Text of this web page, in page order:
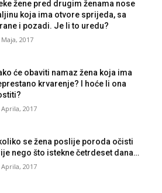
žene pred drugim ženama nose
koja ima otvore sprijeda, sa
i pozadi. Je li to uredu?
Maja, 2017
će obaviti namaz žena koja ima
krvarenje? I hoće li ona
Aprila, 2017
se žena poslije poroda očisti
nego što istekne četrdeset dana…
Aprila, 2017